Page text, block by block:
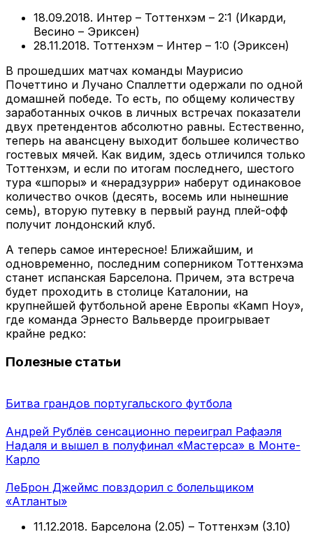
18.09.2018. Интер – Тоттенхэм – 2:1 (Икарди,
Весино – Эриксен)
28.11.2018. Тоттенхэм – Интер – 1:0 (Эриксен)
В прошедших матчах команды Маурисио
Почеттино и Лучано Спаллетти одержали по одной
домашней победе. То есть, по общему количеству
заработанных очков в личных встречах показатели
двух претендентов абсолютно равны. Естественно,
теперь на авансцену выходит большее количество
гостевых мячей. Как видим, здесь отличился только
Тоттенхэм, и если по итогам последнего, шестого
тура «шпоры» и «нерадзурри» наберут одинаковое
количество очков (десять, восемь или нынешние
семь), вторую путевку в первый раунд плей-офф
получит лондонский клуб.
А теперь самое интересное! Ближайшим, и
одновременно, последним соперником Тоттенхэма
станет испанская Барселона. Причем, эта встреча
будет проходить в столице Каталонии, на
крупнейшей футбольной арене Европы «Камп Ноу»,
где команда Эрнесто Вальверде проигрывает
крайне редко:
Полезные статьи
Битва грандов португальского футбола
Андрей Рублёв сенсационно переиграл Рафаэля
Надаля и вышел в полуфинал «Мастерса» в Монте-
Карло
ЛеБрон Джеймс повздорил с болельщиком
«Атланты»
11.12.2018. Барселона (2.05) – Тоттенхэм (3.10)